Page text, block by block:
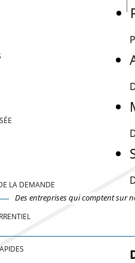
LA DEMANDE
Des entreprises qui comptent sur